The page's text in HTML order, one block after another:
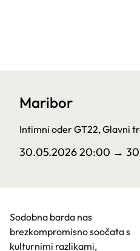
Maribor
Intimni oder GT22, Glavni
30.05.2026 20:00 →
Sodobna barda nas
brezkompromisno soočata s
kulturnimi razlikami,